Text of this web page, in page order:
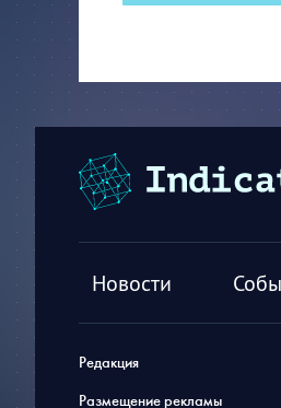
Новости
Редакция
Размещение рекламы